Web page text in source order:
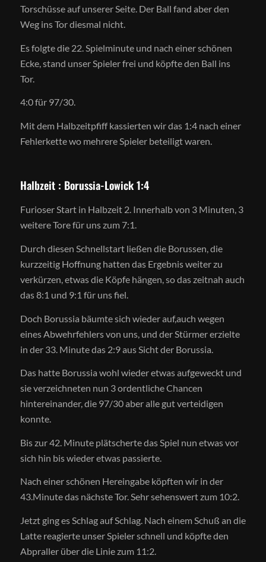
Torschüsse auf unserer Seite. Der Ball fand aber den
Weg ins Tor diesmal nicht.
Es folgte die 22. Spielminute und nach einer schönen
Ecke, stand unser Spieler frei und köpfte den Ball ins
Tor.
4:0 für 97/30.
Mit dem Halbzeitpfiff kassierten wir das 1:4 nach einer
Fehlerkette wo mehrere Spieler beteiligt waren.
Halbzeit : Borussia-Lowick 1:4
Furioser Start in Halbzeit 2. Innerhalb von 3 Minuten, 3
weitere Tore für uns zum 7:1.
Durch diesen Schnellstart ließen die Borussen, die
kurzzeitig Hoffnung hatten das Ergebnis weiter zu
verkürzen, etwas die Köpfe hängen, so das zeitnah auch
das 8:1 und 9:1 für uns fiel.
Doch Borussia bäumte sich wieder auf,auch wegen
eines Abwehrfehlers von uns, und der Stürmer erzielte
in der 33. Minute das 2:9 aus Sicht der Borussia.
Das hatte Borussia wohl wieder etwas aufgeweckt und
sie verzeichneten nun 3 ordentliche Chancen
hintereinander, die 97/30 aber alle gut verteidigen
konnte.
Bis zur 42. Minute plätscherte das Spiel nun etwas vor
sich hin bis wieder etwas passierte.
Nach einer schönen Hereingabe köpften wir in der
43.Minute das nächste Tor. Sehr sehenswert zum 10:2.
Jetzt ging es Schlag auf Schlag. Nach einem Schuß an die
Latte reagierte unser Spieler schnell und köpfte den
Abpraller über die Linie zum 11:2.